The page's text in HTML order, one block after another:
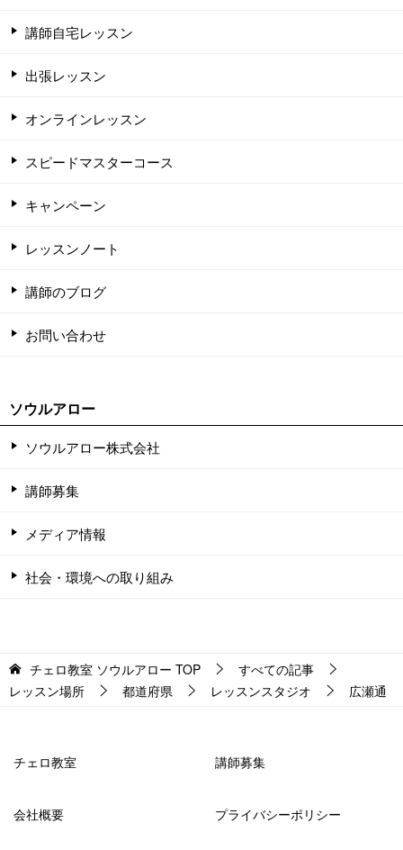
講師自宅レッスン
出張レッスン
オンラインレッスン
スピードマスターコース
キャンペーン
レッスンノート
講師のブログ
お問い合わせ
ソウルアロー
ソウルアロー株式会社
講師募集
メディア情報
社会・環境への取り組み
チェロ教室 ソウルアロー TOP
すべての記事
レッスン場所
都道府県 レッスンスタジオ 広瀬通
チェロ教室 講師募集
会社概要 プライバシーポリシー